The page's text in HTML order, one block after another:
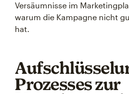
Versäumnisse im
warum die Kampagne nicht
hat.
Prozesses zur